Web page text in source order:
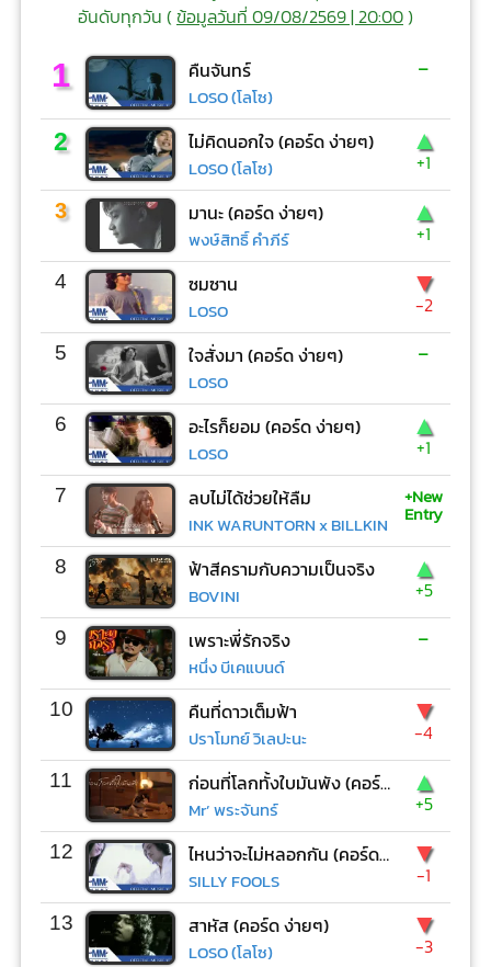
อันดับทุกวัน (ข้อมูลวันที่ 09/08/2569 | 20:00)
1 คืนจันทร์
LOSO (โลโซ)
-
2 ไม่คิดนอกใจ (คอร์ด ง่ายๆ)
LOSO (โลโซ)
▲
+1
3 มานะ (คอร์ด ง่ายๆ)
พงษ์สิทธิ์ คำภีร์
▲
+1
4 ซมซาน
LOSO
▼
-2
5 ใจสั่งมา (คอร์ด ง่ายๆ)
LOSO
-
6 อะไรก็ยอม (คอร์ด ง่ายๆ)
LOSO
▲
+1
7 ลบไม่ได้ช่วยให้ลืม
INK WARUNTORN x BILLKIN
+New
Entry
8 ฟ้าสีครามกับความเป็นจริง
BOVINI
▲
+5
9 เพราะพี่รักจริง
หนึ่ง บีเคแบนด์
-
10 คืนที่ดาวเต็มฟ้า
ปราโมทย์ วิเลปะนะ
▼
-4
11 ก่อนที่โลกทั้งใบมันพัง (คอร์ด ง่ายๆ)
Mr’ พระจันทร์
▲
+5
12 ไหนว่าจะไม่หลอกกัน (คอร์ด ง่ายๆ)
SILLY FOOLS
▼
-1
13 สาหัส (คอร์ด ง่ายๆ)
LOSO (โลโซ)
▼
-3